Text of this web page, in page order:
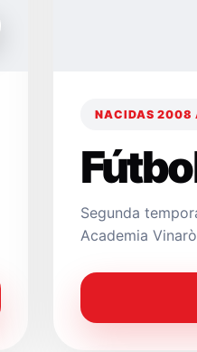
NACIDAS 2008
Segunda
Academia